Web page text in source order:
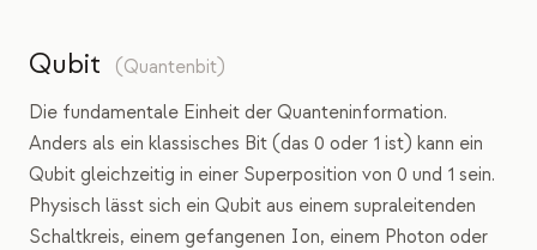
RESSOURCEN
Benutzerhandbuch
Quantencomputer
Aktivitäten
Qubit ( Quantenbit)
Die fundamentale Einheit der Quanteninformation.
Anders als ein klassisches Bit (das 0 oder 1 ist) kann ein
Qubit gleichzeitig in einer Superposition von 0 und 1 sein.
Physisch lässt sich ein Qubit aus einem supraleitenden
Schaltkreis, einem gefangenen Ion, einem Photon oder